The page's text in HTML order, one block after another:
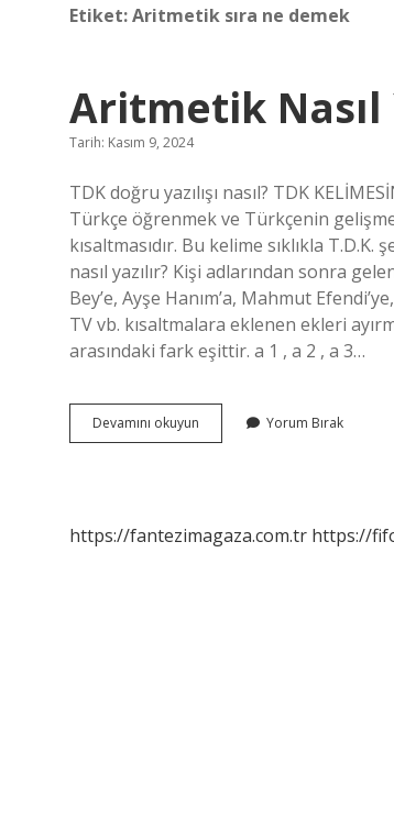
Etiket:Aritmetik sıra ne demek
Aritmetik Nasıl
Tarih: Kasım 9, 2024
TDK doğru yazılışı nasıl? TDK
Türkçe öğrenmek ve Türkçenin
kısaltmasıdır. Bu kelime sıklıkla T.D.K.
nasıl yazılır? Kişi adlarından sonra
Bey’e, Ayşe Hanım’a, Mahmut
TV vb. kısaltmalara eklenen ekleri
arasındaki fark eşittir. a 1 , a 2 , a 3…
Devamını okuyun Aritmetik
Nasıl
Yorum Bırak
https://fantezimagaza.com.tr https://